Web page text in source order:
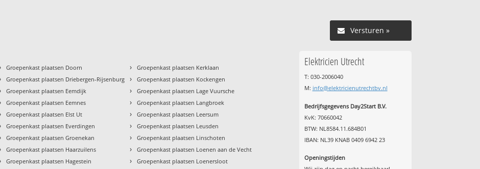
Versturen »
Groepenkast plaatsen Doorn
Groepenkast plaatsen Driebergen-Rijsenburg
Groepenkast plaatsen Eemdijk
Groepenkast plaatsen Eemnes
Groepenkast plaatsen Elst Ut
Groepenkast plaatsen Everdingen
Groepenkast plaatsen Groenekan
Groepenkast plaatsen Haarzuilens
Groepenkast plaatsen Hagestein
› Groepenkast plaatsen Kerklaan
› Groepenkast plaatsen Kockengen
› Groepenkast plaatsen Lage Vuursche
› Groepenkast plaatsen Langbroek
› Groepenkast plaatsen Leersum
› Groepenkast plaatsen Leusden
› Groepenkast plaatsen Linschoten
› Groepenkast plaatsen Loenen aan de Vecht
› Groepenkast plaatsen Loenersloot
Elektricien Utrecht
T: 030-2006040
M: info@elektricienutrechtbv.nl
Bedrijfsgegevens Day2Start B.V.
KvK: 70660042
BTW: NL8584.11.684B01
IBAN: NL39 KNAB 0409 6942 23
Openingstijden